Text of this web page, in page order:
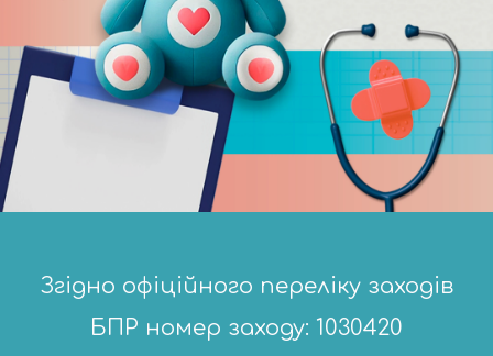
Згідно офіційного переліку заходів
БПР номер заходу: 1030420